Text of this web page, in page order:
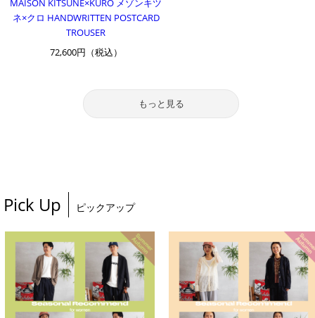
MAISON KITSUNE×KURO メゾンキツ
ネ×クロ HANDWRITTEN POSTCARD
TROUSER
72,600円（税込）
もっと見る
Pick Up ピックアップ